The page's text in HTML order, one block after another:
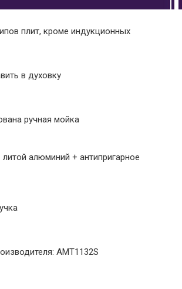
плит, кроме индукционных
в духовку
ручная мойка
литой алюминий + антипригарное
AMT1132S